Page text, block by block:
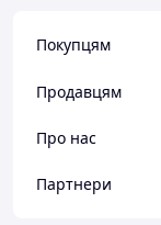
Покупцям
Продавцям
Про нас
Партнери